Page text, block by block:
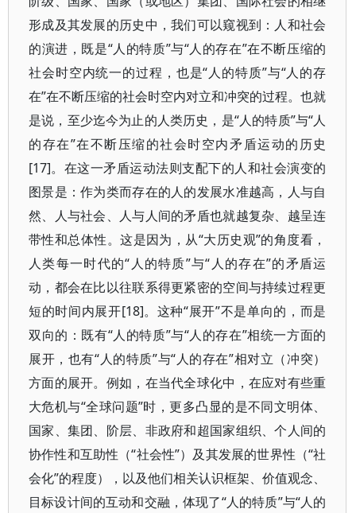
形成及其发展的历史中，我们可以窥视到：人和社会
的演进，既是“人的特质”与“人的存在”在不断压缩的
社会时空内统一的过程，也是“人的特质”与“人的存
在”在不断压缩的社会时空内对立和冲突的过程。也就
是说，至少迄今为止的人类历史，是“人的特质”与“人
的存在”在不断压缩的社会时空内矛盾运动的历史
[17]。在这一矛盾运动法则支配下的人和社会演变的
图景是：作为类而存在的人的发展水准越高，人与自
然、人与社会、人与人间的矛盾也就越复杂、越呈连
带性和总体性。这是因为，从“大历史观”的角度看，
人类每一时代的“人的特质”与“人的存在”的矛盾运
动，都会在比以往联系得更紧密的空间与持续过程更
短的时间内展开[18]。这种“展开”不是单向的，而是
双向的：既有“人的特质”与“人的存在”相统一方面的
展开，也有“人的特质”与“人的存在”相对立（冲突）
方面的展开。例如，在当代全球化中，在应对有些重
大危机与“全球问题”时，更多凸显的是不同文明体、
国家、集团、阶层、非政府和超国家组织、个人间的
协作性和互助性（“社会性”）及其发展的世界性（“社
会化”的程度），以及他们相关认识框架、价值观念、
目标设计间的互动和交融，体现了“人的特质”与“人的